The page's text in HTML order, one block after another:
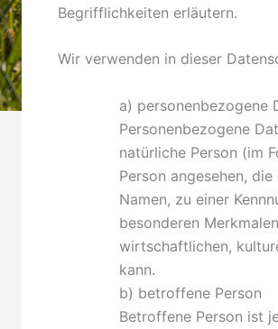
Begrifflichkeiten erläutern.
Wir verwenden in dieser
a) personenbezogene
Personenbezogene
natürliche Person (im
Person angesehen,
Namen, zu einer
besonderen
wirtschaftlichen,
kann.
b) betroffene Person
Betroffene Person ist